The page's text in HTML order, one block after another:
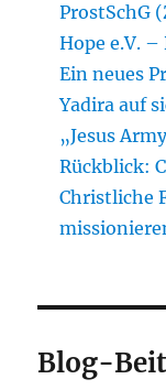
ProstSchG
Hope e.V.
Ein neues
Yadira auf
„Jesus
Rückblick:
Christliche
Blog-